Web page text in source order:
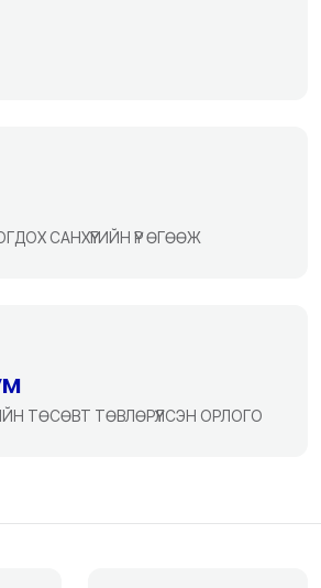
САНХҮҮГИЙН ҮР ӨГӨӨЖ
ТӨСӨВТ ТӨВЛӨРҮҮЛСЭН ОРЛОГО